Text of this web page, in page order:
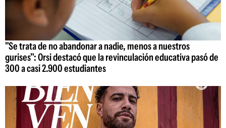
"Se trata de no abandonar a nadie, menos a nuestros
gurises": Orsi destacó que la revinculación educativa pasó de
300 a casi 2.900 estudiantes